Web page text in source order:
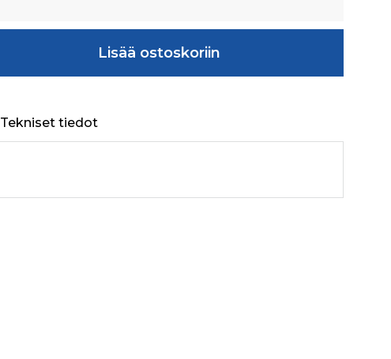
Lisää ostoskoriin
Tekniset tiedot